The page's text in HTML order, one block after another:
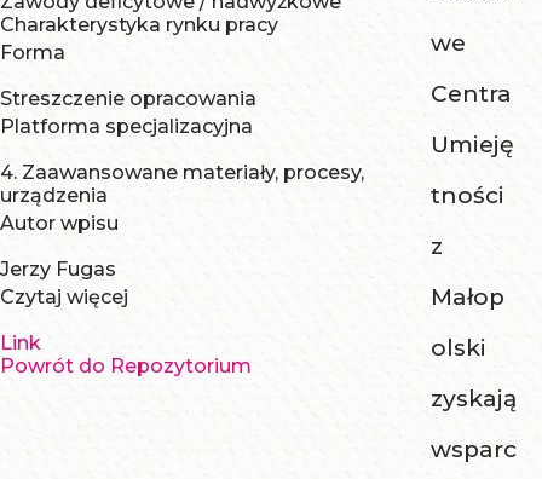
Charakterystyka rynku pracy
Forma
Streszczenie opracowania
Platforma specjalizacyjna
4. Zaawansowane materiały, procesy,
urządzenia
Autor wpisu
Jerzy Fugas
Czytaj więcej
Link
Powrót do Repozytorium
we
Centra
Umieję
tności
z
Małop
olski
zyskają
wsparc